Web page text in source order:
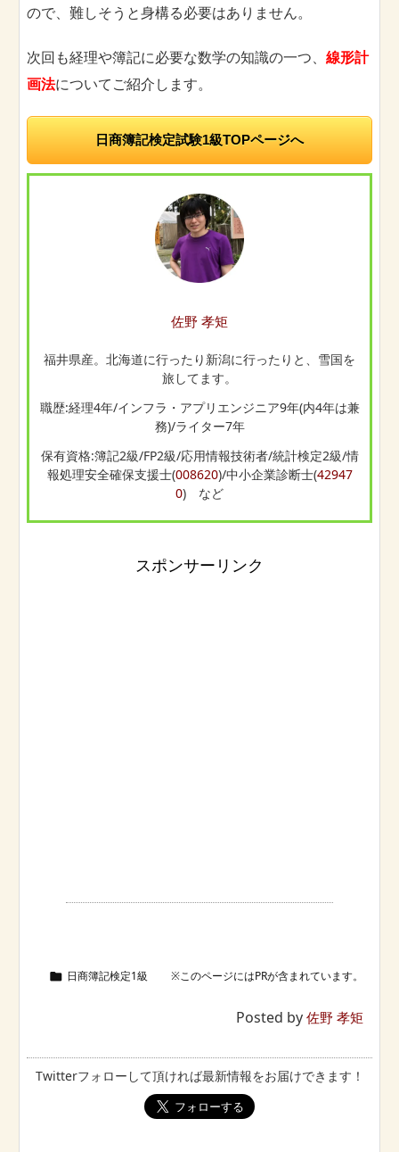
ので、難しそうと身構る必要はありません。
次回も経理や簿記に必要な数学の知識の一つ、 線形計
画法についてご紹介します。
日商簿記検定試験1級TOPページへ
佐野 孝矩
福井県産。北海道に行ったり新潟に行ったりと、雪国を
旅してます。
職歴:経理4年/インフラ・アプリエンジニア9年(内4年は兼
務)/ライター7年
保有資格:簿記2級/FP2級/応用情報技術者/統計検定2級/情
報処理安全確保支援士(008620)/中小企業診断士(42947
0) など
スポンサーリンク
 日商簿記検定1級
Posted by 佐野 孝矩
Twitterフォローして頂ければ最新情報をお届けできます！